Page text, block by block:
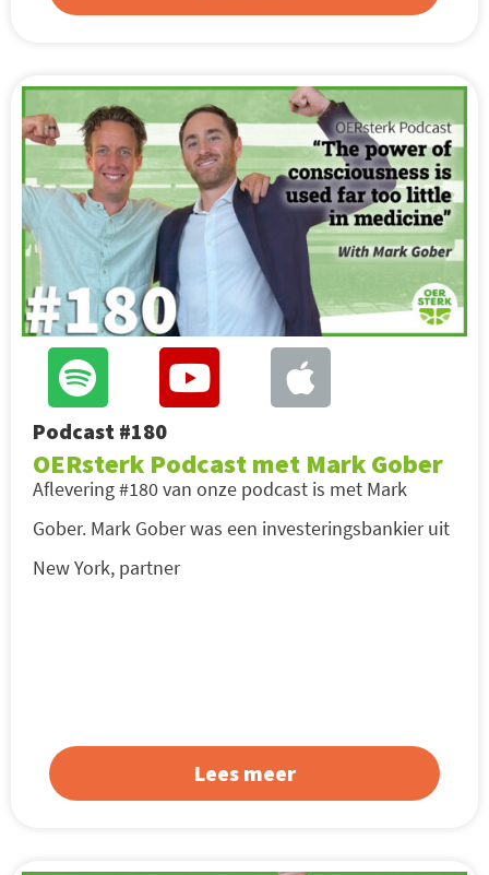
Podcast #180
OERsterk Podcast met Mark Gober
Aflevering #180 van onze podcast is met Mark
Gober. Mark Gober was een investeringsbankier uit
New York, partner
Lees meer